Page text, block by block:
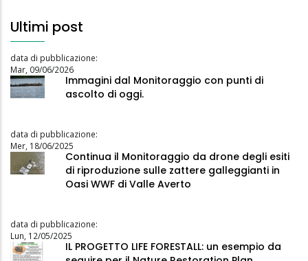
Ultimi post
data di pubblicazione:
Mar, 09/06/2026
Immagini dal Monitoraggio con punti di
ascolto di oggi.
data di pubblicazione:
Mer, 18/06/2025
Continua il Monitoraggio da drone degli esiti
di riproduzione sulle zattere galleggianti in
Oasi WWF di Valle Averto
data di pubblicazione:
Lun, 12/05/2025
IL PROGETTO LIFE FORESTALL: un esempio da